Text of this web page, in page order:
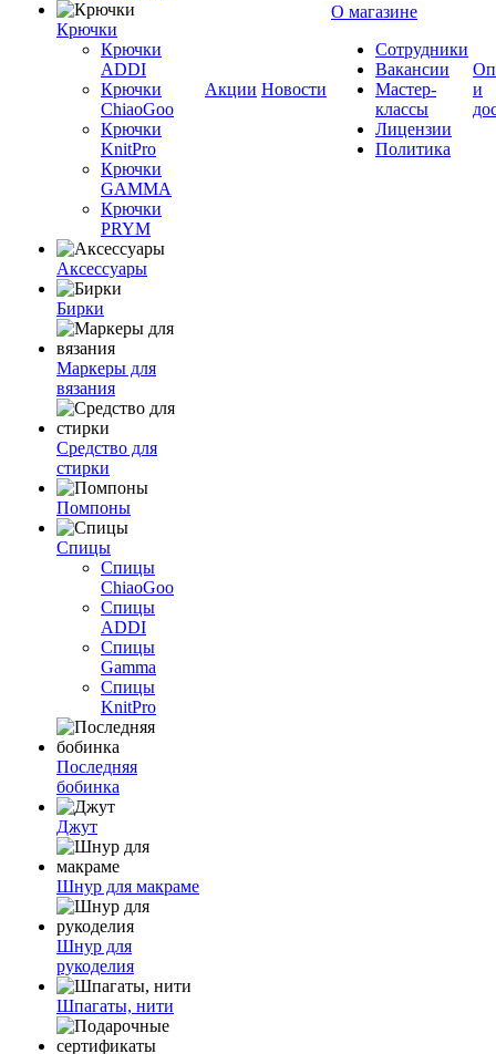
Крючки
Крючки
ADDI
Крючки
ChiaoGoo
Крючки
KnitPro
Крючки
GAMMA
Крючки
PRYM
Аксессуары
Бирки
Маркеры для
вязания
Средство для
стирки
Помпоны
Спицы
Спицы
ChiaoGoo
Спицы
ADDI
Спицы
Gamma
Спицы
KnitPro
Последняя
бобинка
Джут
Шнур для макраме
Шнур для
рукоделия
Шпагаты, нити
Акции Новости
О магазине
Сотрудники
Вакансии
Мастер-
классы
Лицензии
Политика
и